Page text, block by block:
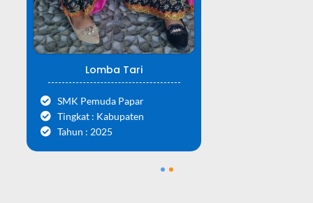
Lomba Tari
SMK Pemuda Papar
Tingkat : Kabupaten
Tahun : 2025